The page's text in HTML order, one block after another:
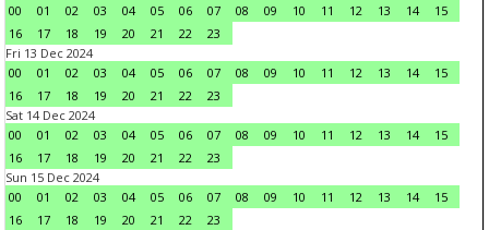
00
01 02 03 04 05 06 07 08 09 10 11 12 13 14
15
16
17 18 19 20 21 22
23
Fri 13 Dec 2024
00
01 02 03 04 05 06 07 08 09 10 11 12 13 14
15
16
17 18 19 20 21 22
23
Sat 14 Dec 2024
00
01 02 03 04 05 06 07 08 09 10 11 12 13 14
15
16
17 18 19 20 21 22
23
Sun 15 Dec 2024
00
01 02 03 04 05 06 07 08 09 10 11 12 13 14
15
16
17 18 19 20 21 22
23